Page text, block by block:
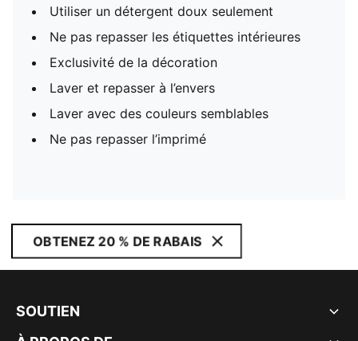
Utiliser un détergent doux seulement
Ne pas repasser les étiquettes intérieures
Exclusivité de la décoration
Laver et repasser à l’envers
Laver avec des couleurs semblables
Ne pas repasser l’imprimé
OBTENEZ 20 % DE RABAIS
SOUTIEN